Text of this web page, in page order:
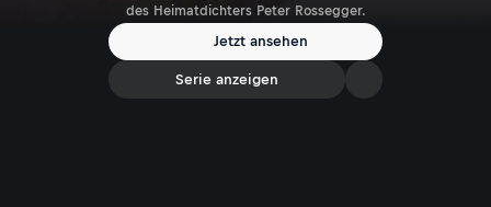
des Heimatdichters Peter Rossegger.
Jetzt ansehen
Serie anzeigen